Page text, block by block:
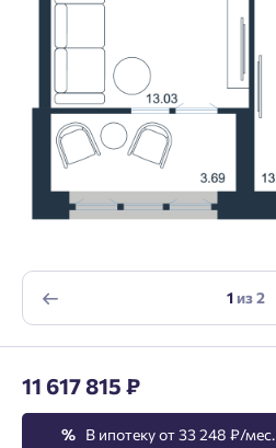
11 617 815 ₽
% В ипотеку от 33 248 ₽/мес.
1из2